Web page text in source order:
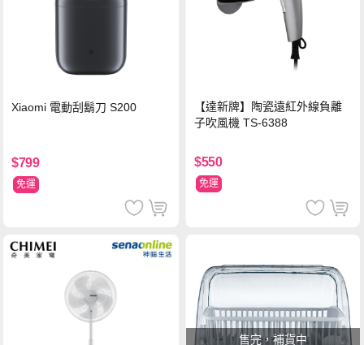
Xiaomi 電動刮鬍刀 S200
$799
免運
【達新牌】陶瓷遠紅外線負離
子吹風機 TS-6388
$550
免運
售完，補貨中